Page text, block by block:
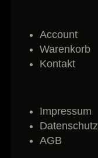
Account
Warenkorb
Kontakt
Impressum
Datenschutz
AGB